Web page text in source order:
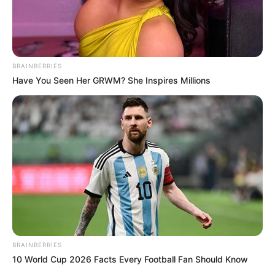
BRAINBERRIES
Have You Seen Her GRWM? She Inspires Millions
BRAINBERRIES
10 World Cup 2026 Facts Every Football Fan Should Know